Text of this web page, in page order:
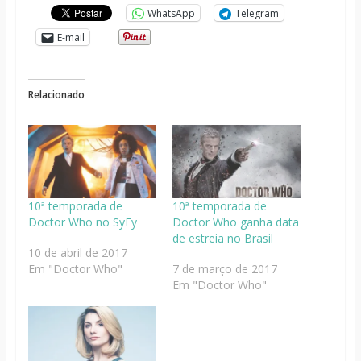
WhatsApp
Telegram
E-mail
Relacionado
10ª temporada de
Doctor Who no SyFy
10 de abril de 2017
Em "Doctor Who"
10ª temporada de
Doctor Who ganha data
de estreia no Brasil
7 de março de 2017
Em "Doctor Who"